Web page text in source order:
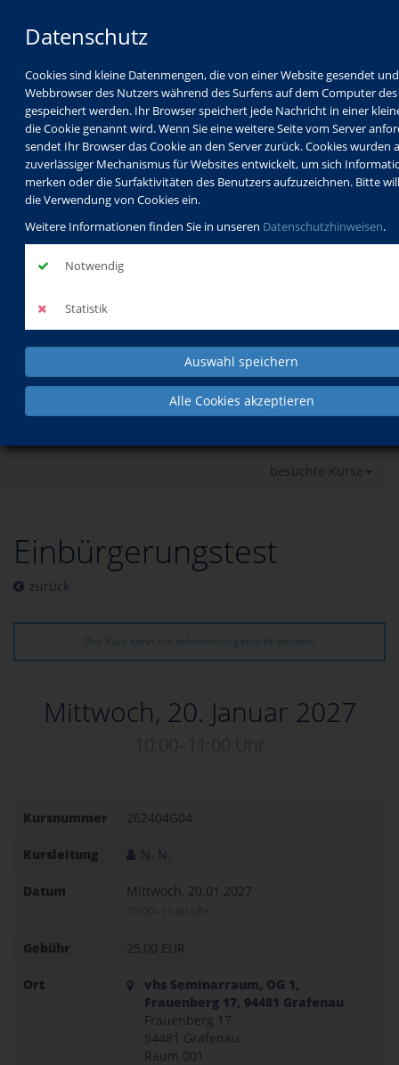
Datenschutz
Cookies sind kleine Datenmengen, die von einer Website gesendet
Webbrowser des Nutzers während des Surfens auf dem Computer
gespeichert werden. Ihr Browser speichert jede Nachricht in einer
die Cookie genannt wird. Wenn Sie eine weitere Seite vom Server
sendet Ihr Browser das Cookie an den Server zurück. Cookies wurden
zuverlässiger Mechanismus für Websites entwickelt, um sich
merken oder die Surfaktivitäten des Benutzers aufzuzeichnen. Bitte
die Verwendung von Cookies ein.
Weitere Informationen finden Sie in unseren Datenschutzhinweisen.
Notwendig
Statistik
Auswahl speichern
Alle Cookies akzeptieren
Programm
Sprachen Einbürgerungstest
besuchte Kurse
Einbürgerungstest
zurück
Der Kurs kann nur telefonisch gebucht werden.
Mittwoch, 20. Januar 2027
10:00–11:00 Uhr
Kursnummer 262404G04
Kursleitung N. N.
Datum Mittwoch, 20.01.2027
Gebühr 25,00 EUR
Ort
vhs Seminarraum, OG 1,
Frauenberg 17, 94481 Grafenau
Frauenberg 17
94481 Grafenau
Raum 001